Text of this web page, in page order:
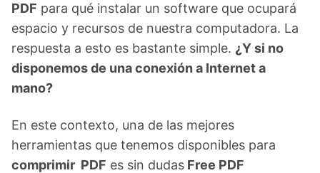
PDF para qué instalar un software que ocupará
espacio y recursos de nuestra computadora. La
respuesta a esto es bastante simple. ¿Y si no
disponemos de una conexión a Internet a
mano?
En este contexto, una de las mejores
herramientas que tenemos disponibles para
comprimir PDF es sin dudas Free PDF